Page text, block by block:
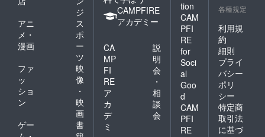
ジ
アニ
メ・
漫画
ス
ポ
ー
ツ
ファ
ッ
ショ
ン
映
像
・
映
画
ゲー
書
CAMPFIRE
アカデミー
CA
MP
FI
RE
ア
カ
デ
ミ
説
明
会
・
相
談
会
tion
CAM
PFI
RE
for
Soci
al
Goo
d
CAM
PFI
RE
各種規定
利用規
約
細則
プライ
バシー
ポリ
シー
特定商
取引法
に基づ